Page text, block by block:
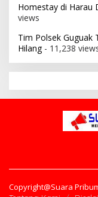
Homestay di Harau
views
Tim Polsek Guguak
Hilang- 11,238
Copyright@Suara